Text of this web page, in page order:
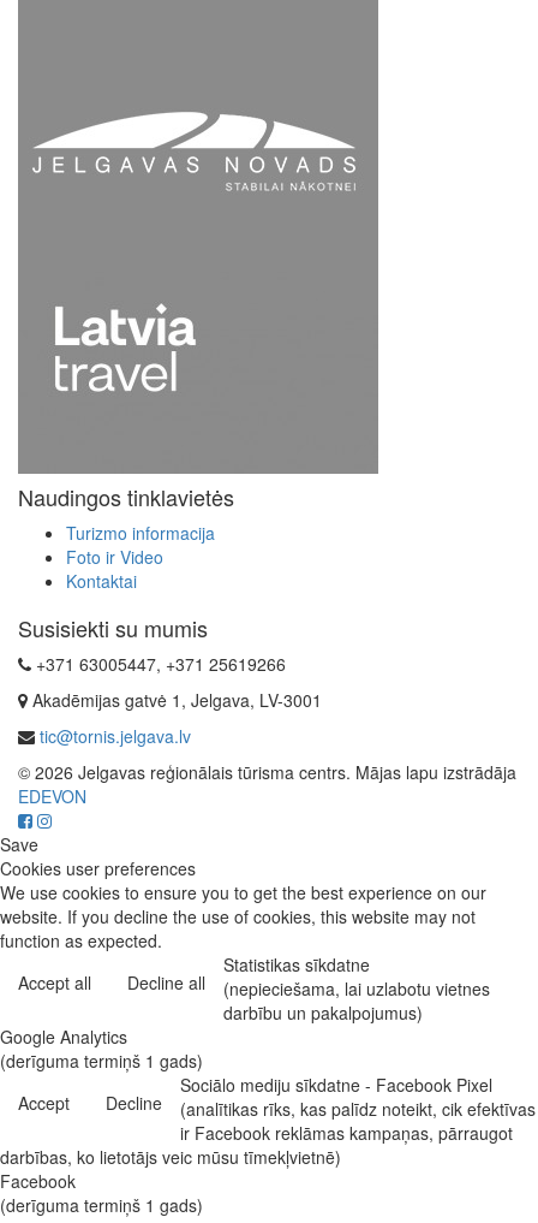
Naudingos tinklavietės
Turizmo informacija
Foto ir Video
Kontaktai
Susisiekti su mumis
+371 63005447, +371 25619266
Akadēmijas gatvė 1, Jelgava, LV-3001
tic@tornis.jelgava.lv
© 2026 Jelgavas reģionālais tūrisma centrs. Mājas lapu izstrādāja
EDEVON
Save
Cookies user preferences
We use cookies to ensure you to get the best experience on our
website. If you decline the use of cookies, this website may not
function as expected.
Accept all
Decline all
Statistikas sīkdatne
(nepieciešama, lai uzlabotu vietnes
darbību un pakalpojumus)
Google Analytics
(derīguma termiņš 1 gads)
Accept
Decline
Sociālo mediju sīkdatne - Facebook Pixel
(analītikas rīks, kas palīdz noteikt, cik efektīvas
ir Facebook reklāmas kampaņas, pārraugot
darbības, ko lietotājs veic mūsu tīmekļvietnē)
Facebook
(derīguma termiņš 1 gads)